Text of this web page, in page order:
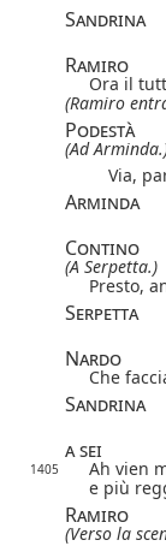
Sandrina
Ramiro
Ora il
(Ramiro
Podestà
(Ad
Via,
Arminda
Contino
(A Serpetta.)
Presto,
Serpetta
Nardo
Che
Sandrina
a sei
1405
Ah vien
e più
Ramiro
(Verso la